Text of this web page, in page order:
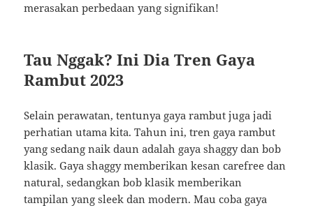
merasakan perbedaan yang signifikan!
Tau Nggak? Ini Dia Tren Gaya
Rambut 2023
Selain perawatan, tentunya gaya rambut juga jadi
perhatian utama kita. Tahun ini, tren gaya rambut
yang sedang naik daun adalah gaya shaggy dan bob
klasik. Gaya shaggy memberikan kesan carefree dan
natural, sedangkan bob klasik memberikan
tampilan yang sleek dan modern. Mau coba gaya